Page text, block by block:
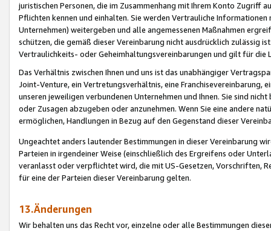
juristischen Personen, die im Zusammenhang mit Ihrem Konto
Pflichten kennen und einhalten. Sie werden Vertrauliche
Unternehmen) weitergeben und alle angemessenen Maßnahmen
schützen, die gemäß dieser Vereinbarung nicht ausdrücklich zulässig
Vertraulichkeits- oder Geheimhaltungsvereinbarungen und gilt für die
Das Verhältnis zwischen Ihnen und uns ist das unabhängiger
Joint-Venture, ein Vertretungsverhältnis, eine Franchisevereinbarung,
unseren jeweiligen verbundenen Unternehmen und Ihnen. Sie sind
oder Zusagen abzugeben oder anzunehmen. Wenn Sie eine andere
ermöglichen, Handlungen in Bezug auf den Gegenstand dieser
Ungeachtet anders lautender Bestimmungen in dieser Vereinbarung
Parteien in irgendeiner Weise (einschließlich des Ergreifens oder
veranlasst oder verpflichtet wird, die mit US-Gesetzen, Vorschriften,
für eine der Parteien dieser Vereinbarung gelten.
13.Änderungen
Wir behalten uns das Recht vor, einzelne oder alle Bestimmungen